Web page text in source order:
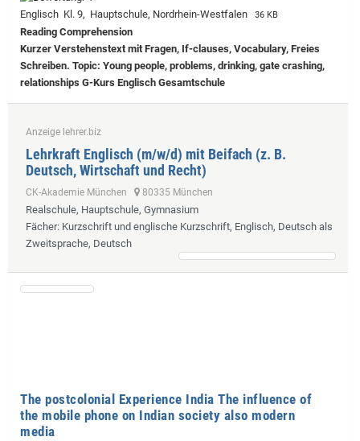
Englisch Kl. 9, Hauptschule, Nordrhein-Westfalen 36 KB
Reading Comprehension
Kurzer Verstehenstext mit Fragen, If-clauses, Vocabulary, Freies
Schreiben. Topic: Young people, problems, drinking, gate crashing,
relationships G-Kurs Englisch Gesamtschule
Anzeige lehrer.biz
Lehrkraft Englisch (m/w/d) mit Beifach (z. B.
Deutsch, Wirtschaft und Recht)
CK-Akademie München 80335 München
Realschule, Hauptschule, Gymnasium
Fächer: Kurzschrift und englische Kurzschrift, Englisch, Deutsch als
Zweitsprache, Deutsch
The postcolonial Experience India The influence of
the mobile phone on Indian society also modern
media